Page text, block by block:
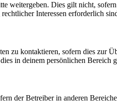
weitergeben. Dies gilt nicht,
Interessen erforderlich
zu kontaktieren, sofern dies zur
in deinem persönlichen Bereich
der Betreiber in anderen